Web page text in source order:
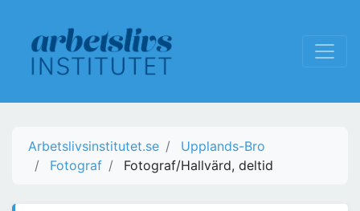
Arbetslivsinstitutet.se
Upplands-Bro
Fotograf
Fotograf/Hallvärd, deltid